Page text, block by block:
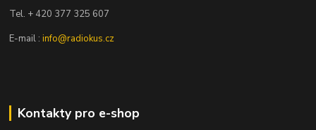
Tel. + 420 377 325 607
E-mail :info@radiokus.cz
Kontakty pro e-shop